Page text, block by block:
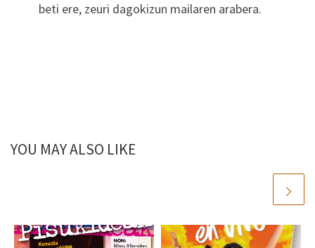
beti ere, zeuri dagokizun mailaren arabera.
YOU MAY ALSO LIKE